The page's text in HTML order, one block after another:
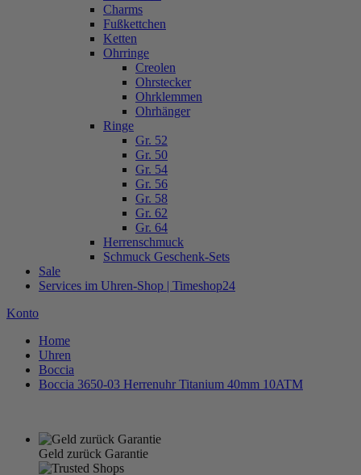
Charms
Fußkettchen
Ketten
Ohrringe
Creolen
Ohrstecker
Ohrklemmen
Ohrhänger
Ringe
Gr. 52
Gr. 50
Gr. 54
Gr. 56
Gr. 58
Gr. 62
Gr. 64
Herrenschmuck
Schmuck Geschenk-Sets
Sale
Services im Uhren-Shop | Timeshop24
Konto
Home
Uhren
Boccia
Boccia 3650-03 Herrenuhr Titanium 40mm 10ATM
Geld zurück Garantie